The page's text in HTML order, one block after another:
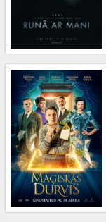
Uzkodas
B2B
Kino
Klubs